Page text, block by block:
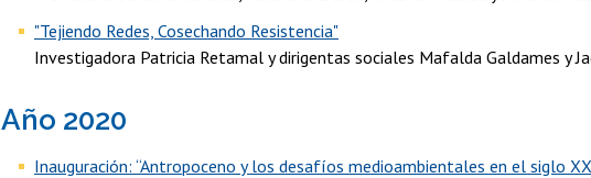
"Tejiendo Redes, Cosechando Resistencia"
Investigadora Patricia Retamal y dirigentas sociales Mafalda Galdames y
Año 2020
Inauguración: “Antropoceno y los desafíos medioambientales en el siglo